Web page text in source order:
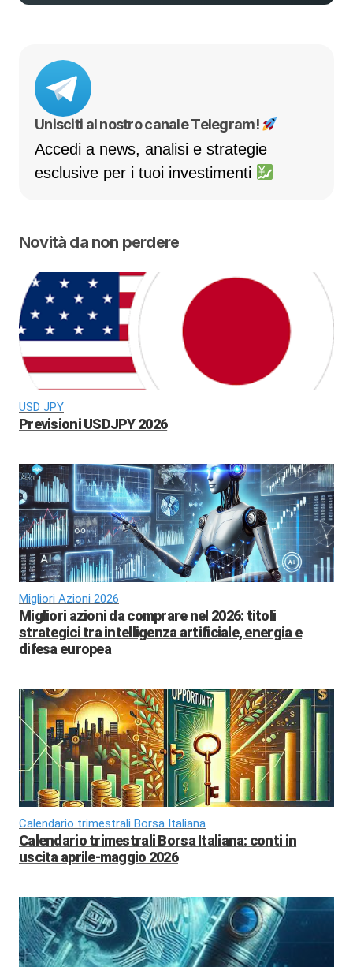
Unisciti al nostro canale Telegram!
Accedi a news, analisi e strategie
esclusive per i tuoi investimenti
Novità da non perdere
USD JPY
Previsioni USDJPY 2026
Migliori Azioni 2026
Migliori azioni da comprare nel 2026: titoli
strategici tra intelligenza artificiale, energia e
difesa europea
Calendario trimestrali Borsa Italiana
Calendario trimestrali Borsa Italiana: conti in
uscita aprile-maggio 2026